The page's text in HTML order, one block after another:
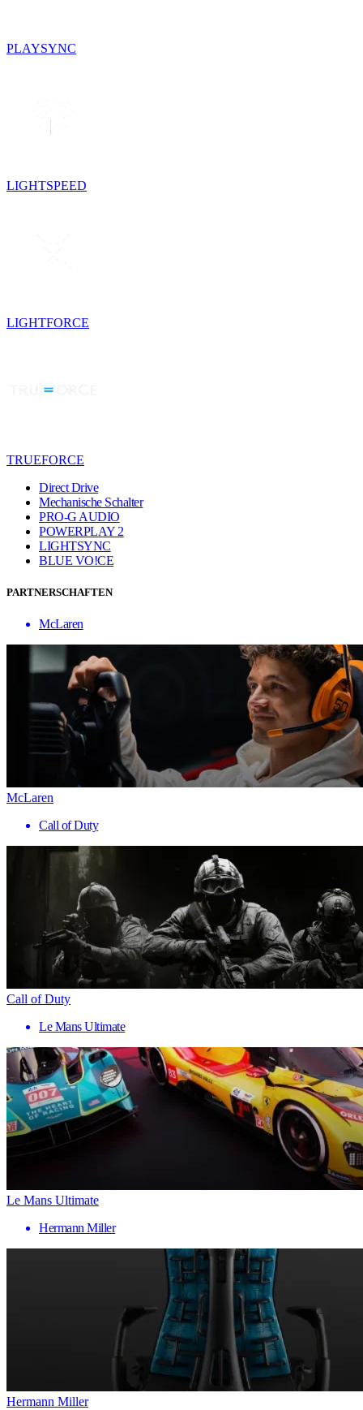
PLAYSYNC
LIGHTSPEED
LIGHTFORCE
TRUEFORCE
Direct Drive
Mechanische Schalter
PRO-G AUDIO
POWERPLAY 2
LIGHTSYNC
BLUE VO!CE
PARTNERSCHAFTEN
McLaren
McLaren
Call of Duty
Call of Duty
Le Mans Ultimate
Le Mans Ultimate
Hermann Miller
Hermann Miller